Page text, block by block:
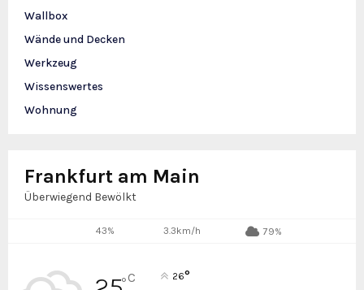
Wallbox
Wände und Decken
Werkzeug
Wissenswertes
Wohnung
Frankfurt am Main
Überwiegend Bewölkt
43% 3.3km/h 79%
°C 26°